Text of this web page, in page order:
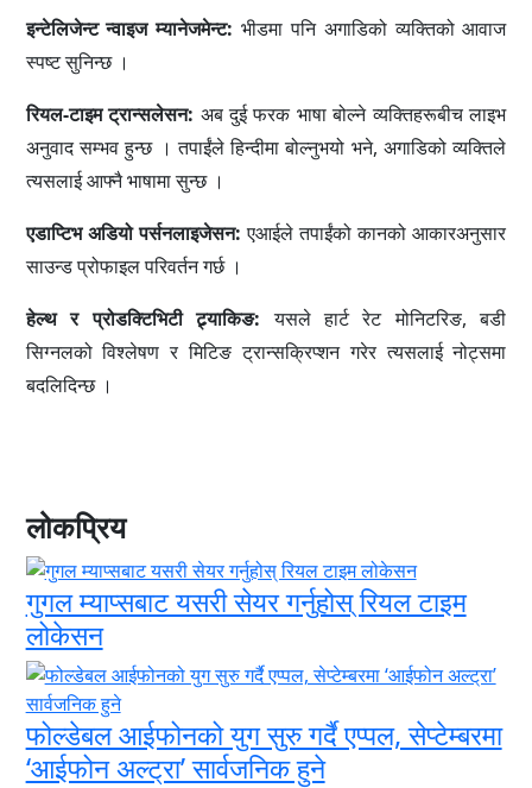
इन्टेलिजेन्ट न्वाइज म्यानेजमेन्ट:भीडमा पनि अगाडिको व्यक्तिको आवाज
स्पष्ट सुनिन्छ ।
रियल-टाइम ट्रान्सलेसन: अब दुई फरक भाषा बोल्ने व्यक्तिहरूबीच लाइभ
अनुवाद सम्भव हुन्छ । तपाईंले हिन्दीमा बोल्नुभयो भने, अगाडिको व्यक्तिले
त्यसलाई आफ्नै भाषामा सुन्छ ।
एडाप्टिभ अडियो पर्सनलाइजेसन: एआईले तपाईंको कानको आकारअनुसार
साउन्ड प्रोफाइल परिवर्तन गर्छ ।
हेल्थ र प्रोडक्टिभिटी ट्र्याकिङ:यसले हार्ट रेट मोनिटरिङ, बडी
सिग्नलको विश्लेषण र मिटिङ ट्रान्सक्रिप्शन गरेर त्यसलाई नोट्समा
बदलिदिन्छ ।
लोकप्रिय
गुगल म्याप्सबाट यसरी सेयर गर्नुहोस् रियल टाइम
लोकेसन
फोल्डेबल आईफोनको युग सुरु गर्दै एप्पल, सेप्टेम्बरमा
‘आईफोन अल्ट्रा’ सार्वजनिक हुने